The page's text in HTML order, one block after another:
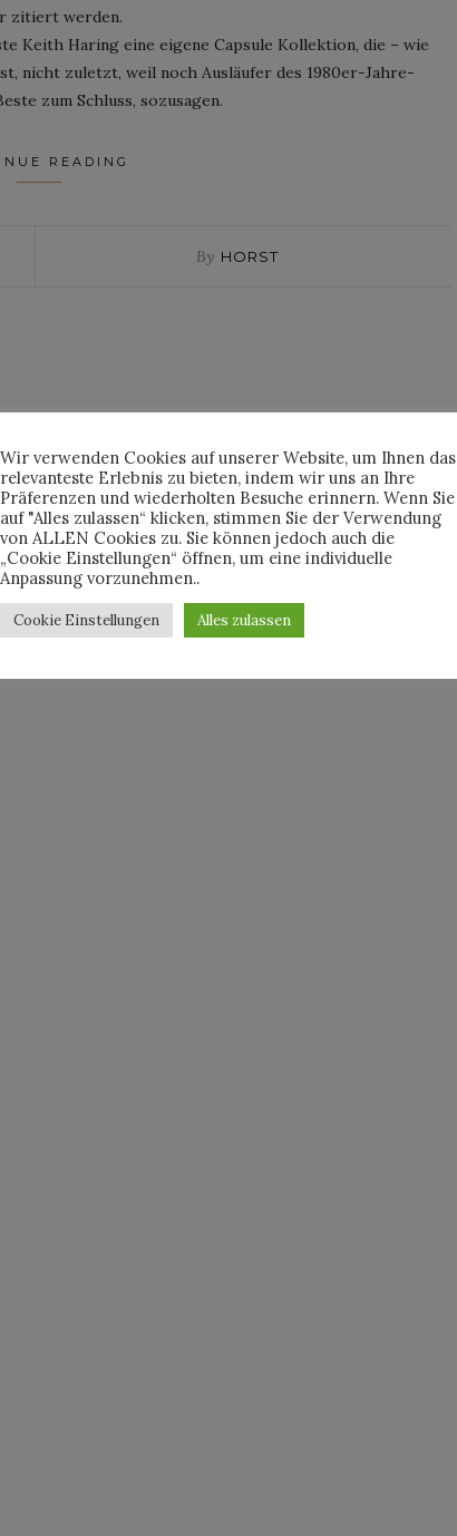
zitiert werden.
Keith Haring eine eigene Capsule Kollektion, die – wie
nicht zuletzt, weil noch Ausläufer des 1980er-Jahre-
zum Schluss, sozusagen.
READING
By HORST
Wir verwenden Cookies auf unserer Website, um Ihnen das
relevanteste Erlebnis zu bieten, indem wir uns an Ihre
Präferenzen und wiederholten Besuche erinnern. Wenn Sie
auf "Alles zulassen“ klicken, stimmen Sie der Verwendung
von ALLEN Cookies zu. Sie können jedoch auch die
„Cookie Einstellungen“ öffnen, um eine individuelle
Anpassung vorzunehmen..
Cookie Einstellungen Alles zulassen